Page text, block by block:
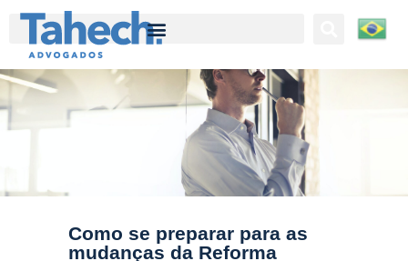
Como se preparar para as
mudanças da Reforma